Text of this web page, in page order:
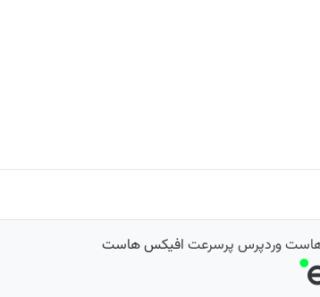
وردپرس پرسرعت افیکس هاست